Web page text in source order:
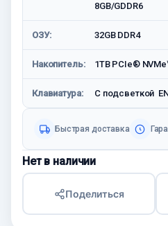
8GB/GDDR6
ОЗУ: 32GB DDR4
Накопитель: 1TB PCIe®
Клавиатура: С подсветкой
Быстрая доставка
Нет в наличии
Поделиться